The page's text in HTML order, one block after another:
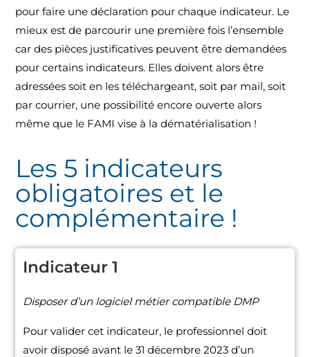
pour faire une déclaration pour chaque indicateur. Le
mieux est de parcourir une première fois l’ensemble
car des pièces justificatives peuvent être demandées
pour certains indicateurs. Elles doivent alors être
adressées soit en les téléchargeant, soit par mail, soit
par courrier, une possibilité encore ouverte alors
même que le FAMI vise à la dématérialisation !
Les 5 indicateurs
obligatoires et le
complémentaire !
Indicateur 1
Disposer d’un logiciel métier compatible DMP
Pour valider cet indicateur, le professionnel doit
avoir disposé avant le 31 décembre 2023 d’un